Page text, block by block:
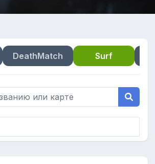
DeathMatch Surf